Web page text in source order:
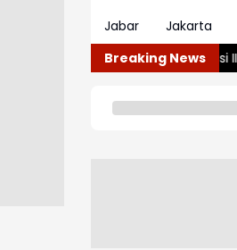
Jabar
Jakarta
Breaking News
Komisi III DPR Soroti Kasus